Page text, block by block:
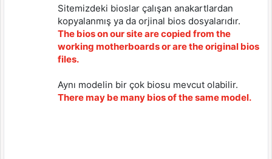
Sitemizdeki bioslar çalışan anakartlardan
kopyalanmış ya da orjinal bios dosyalarıdır.
The bios on our site are copied from the
working motherboards or are the original bios
files.
Aynı modelin bir çok biosu mevcut olabilir.
There may be many bios of the same model.